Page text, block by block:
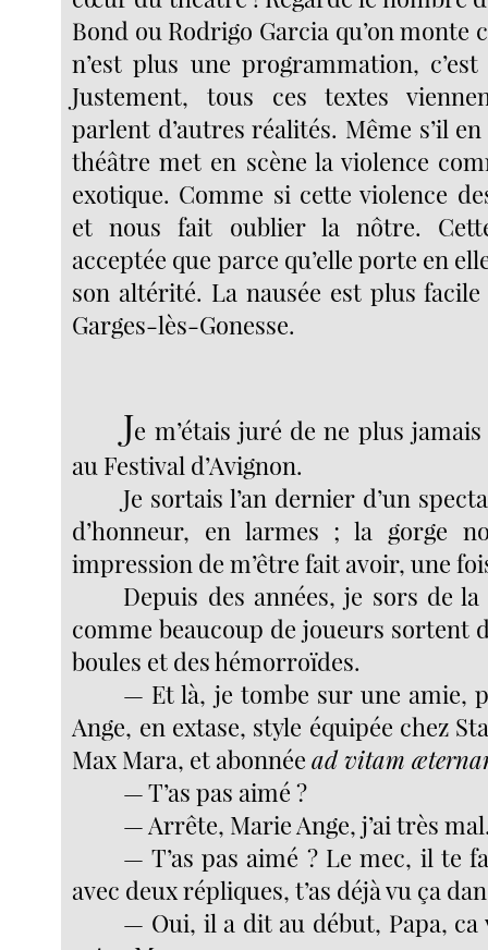
Bond ou Rodrigo Garcia qu’on monte
n’est plus une programmation,
Justement, tous ces textes
parlent d’autres réalités. Même s’il
théâtre met en scène la violence
exotique. Comme si cette violence
et nous fait oublier la nôtre.
acceptée que parce qu’elle porte en
son altérité. La nausée est plus facile
Garges-lès-Gonesse.
Je m’étais juré de ne plus
au Festival d’Avignon.
Je sortais l’an dernier d’un
d’honneur, en larmes ; la gorge
impression de m’être fait avoir, une
Depuis des années, je sors de
comme beaucoup de joueurs sortent
boules et des hémorroïdes.
— Et là, je tombe sur une amie,
Ange, en extase, style équipée chez
Max Mara, et abonnéead vitam
— T’as pas aimé ?
— Arrête, Marie Ange, j’ai très
— T’as pas aimé ? Le mec, il te
avec deux répliques, t’as déjà vu ça
— Oui, il a dit au début, Papa,